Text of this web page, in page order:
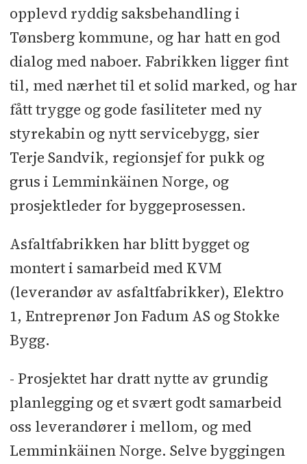
opplevd ryddig saksbehandling i
Tønsberg kommune, og har hatt en god
dialog med naboer. Fabrikken ligger fint
til, med nærhet til et solid marked, og har
fått trygge og gode fasiliteter med ny
styrekabin og nytt servicebygg, sier
Terje Sandvik, regionsjef for pukk og
grus i Lemminkäinen Norge, og
prosjektleder for byggeprosessen.
Asfaltfabrikken har blitt bygget og
montert i samarbeid med KVM
(leverandør av asfaltfabrikker), Elektro
1, Entreprenør Jon Fadum AS og Stokke
Bygg.
- Prosjektet har dratt nytte av grundig
planlegging og et svært godt samarbeid
oss leverandører i mellom, og med
Lemminkäinen Norge. Selve byggingen